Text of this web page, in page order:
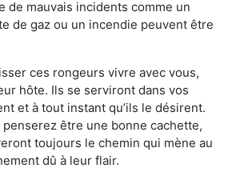
de mauvais incidents comme un
de gaz ou un incendie peuvent être
ces rongeurs vivre avec vous,
hôte. Ils se serviront dans vos
et à tout instant qu’ils le désirent.
être une bonne cachette,
toujours le chemin qui mène au
dû à leur flair.